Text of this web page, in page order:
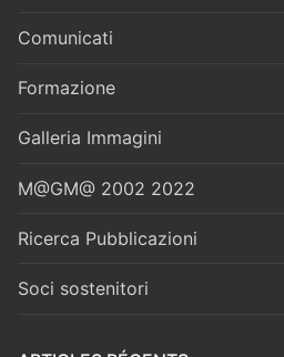
Comunicati
Formazione
Galleria Immagini
M@GM@ 2002 2022
Ricerca Pubblicazioni
Soci sostenitori